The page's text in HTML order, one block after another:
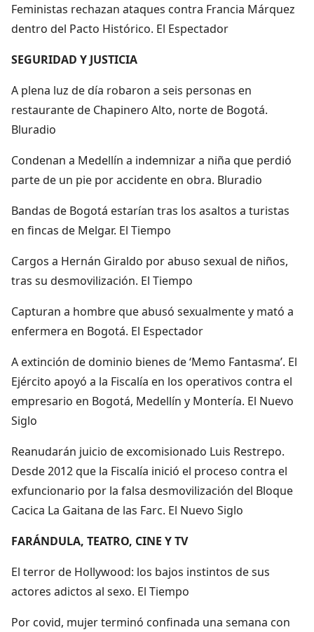
Feministas rechazan ataques contra Francia Márquez
dentro del Pacto Histórico. El Espectador
SEGURIDAD Y JUSTICIA
A plena luz de día robaron a seis personas en
restaurante de Chapinero Alto, norte de Bogotá.
Bluradio
Condenan a Medellín a indemnizar a niña que perdió
parte de un pie por accidente en obra. Bluradio
Bandas de Bogotá estarían tras los asaltos a turistas
en fincas de Melgar. El Tiempo
Cargos a Hernán Giraldo por abuso sexual de niños,
tras su desmovilización. El Tiempo
Capturan a hombre que abusó sexualmente y mató a
enfermera en Bogotá. El Espectador
A extinción de dominio bienes de ‘Memo Fantasma’. El
Ejército apoyó a la Fiscalía en los operativos contra el
empresario en Bogotá, Medellín y Montería. El Nuevo
Siglo
Reanudarán juicio de excomisionado Luis Restrepo.
Desde 2012 que la Fiscalía inició el proceso contra el
exfuncionario por la falsa desmovilización del Bloque
Cacica La Gaitana de las Farc. El Nuevo Siglo
FARÁNDULA, TEATRO, CINE Y TV
El terror de Hollywood: los bajos instintos de sus
actores adictos al sexo. El Tiempo
Por covid, mujer terminó confinada una semana con